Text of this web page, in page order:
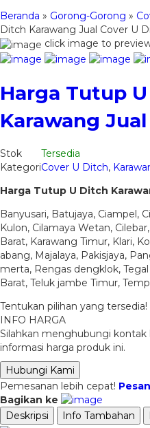
Beranda » Gorong-Gorong »
Ditch Karawang Jual Cover U
click image to
Harga Tutup
Karawang
Stok
Tersedia
KategoriCover U Ditch,
Harga Tutup U Ditch
Banyusari, Batujaya, Ciampel,
Kulon, Cilamaya Wetan,
Barat, Karawang Timur, Klari,
abang, Majalaya, Pakisjaya,
merta, Rengas dengklok,
Barat, Teluk jambe Timur,
Tentukan pilihan yang tersedia!
INFO HARGA
Silahkan menghubungi
informasi harga produk ini.
Hubungi Kami
Pemesanan lebih cepat!
Bagikan ke
Deskripsi
Info Tambahan